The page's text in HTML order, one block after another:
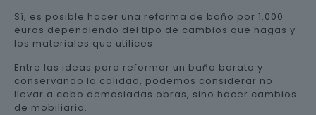
Sí, es posible hacer una reforma de baño por 1.000
euros dependiendo del tipo de cambios que hagas y
los materiales que utilices.
Entre las ideas para reformar un baño barato y
conservando la calidad, podemos considerar no
llevar a cabo demasiadas obras, sino hacer cambios
de mobiliario.